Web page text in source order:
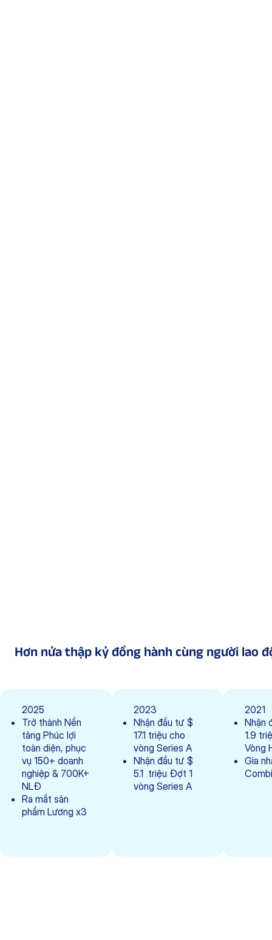
Hơn nửa thập kỷ đồng hành cùng người lao
2025
Trở thành Nền
tảng Phúc lợi
toàn diện, phục
vụ 150+ doanh
nghiệp & 700K+
NLĐ
Ra mắt sản
phẩm Lương x3
2023
Nhận đầu tư $
17.1 triệu cho
vòng Series A
Nhận đầu tư $
5.1 triệu Đợt 1
vòng Series A
2021
Nhận
1.9
Vòng
Gia